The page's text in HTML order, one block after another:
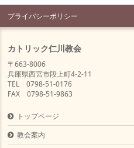
プライバシーポリシー
カトリック仁川教会
〒663-8006
兵庫県西宮市段上町4-2-11
TEL 0798-51-0176
FAX 0798-51-9863
トップページ
教会案内